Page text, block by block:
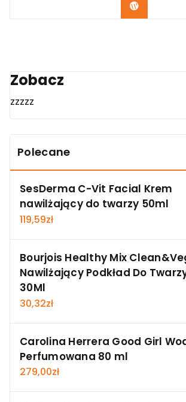
Zobacz
Zobacz
zzzzz
Polecane
SesDerma C-Vit Facial Krem
nawilżający do twarzy 50ml
119,59zł
Bourjois Healthy Mix
Nawilżający Podkład Do
30Ml
30,32zł
Carolina Herrera Good Girl
Perfumowana 80 ml
279,00zł